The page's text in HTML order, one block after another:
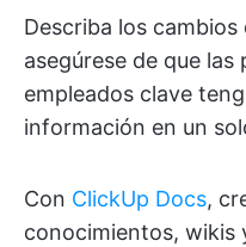
Describa los cambios
asegúrese de que
empleados clave
información en un
Con ClickUp Docs,
conocimientos, wikis